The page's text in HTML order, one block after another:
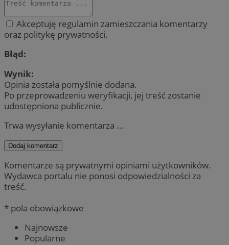
Akceptuję regulamin zamieszczania komentarzy
oraz politykę prywatności.
Błąd:
Wynik:
Opinia została pomyślnie dodana.
Po przeprowadzeniu weryfikacji, jej treść zostanie
udostępniona publicznie.
Trwa wysyłanie komentarza ...
Dodaj komentarz
Komentarze są prywatnymi opiniami użytkowników.
Wydawca portalu nie ponosi odpowiedzialności za
treść.
* pola obowiązkowe
Najnowsze
Popularne